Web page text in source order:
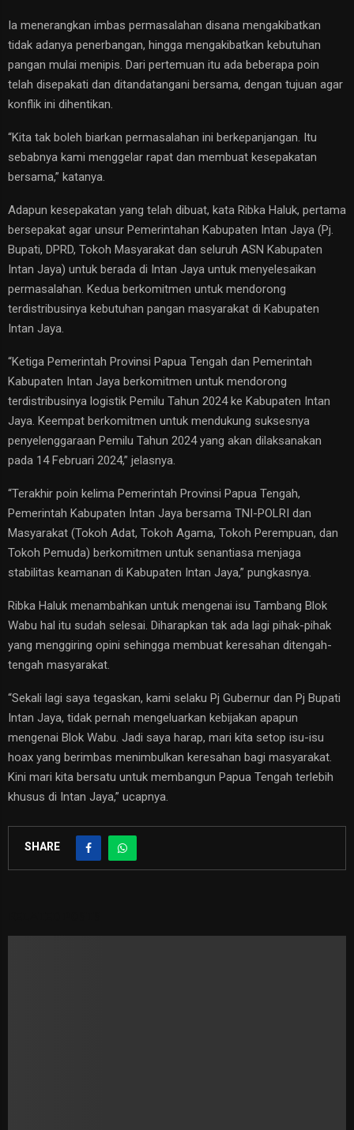
Ia menerangkan imbas permasalahan disana mengakibatkan
tidak adanya penerbangan, hingga mengakibatkan kebutuhan
pangan mulai menipis. Dari pertemuan itu ada beberapa poin
telah disepakati dan ditandatangani bersama, dengan tujuan agar
konflik ini dihentikan.
“Kita tak boleh biarkan permasalahan ini berkepanjangan. Itu
sebabnya kami menggelar rapat dan membuat kesepakatan
bersama,” katanya.
Adapun kesepakatan yang telah dibuat, kata Ribka Haluk, pertama
bersepakat agar unsur Pemerintahan Kabupaten Intan Jaya (Pj.
Bupati, DPRD, Tokoh Masyarakat dan seluruh ASN Kabupaten
Intan Jaya) untuk berada di Intan Jaya untuk menyelesaikan
permasalahan. Kedua berkomitmen untuk mendorong
terdistribusinya kebutuhan pangan masyarakat di Kabupaten
Intan Jaya.
“Ketiga Pemerintah Provinsi Papua Tengah dan Pemerintah
Kabupaten Intan Jaya berkomitmen untuk mendorong
terdistribusinya logistik Pemilu Tahun 2024 ke Kabupaten Intan
Jaya. Keempat berkomitmen untuk mendukung suksesnya
penyelenggaraan Pemilu Tahun 2024 yang akan dilaksanakan
pada 14 Februari 2024,” jelasnya.
“Terakhir poin kelima Pemerintah Provinsi Papua Tengah,
Pemerintah Kabupaten Intan Jaya bersama TNI-POLRI dan
Masyarakat (Tokoh Adat, Tokoh Agama, Tokoh Perempuan, dan
Tokoh Pemuda) berkomitmen untuk senantiasa menjaga
stabilitas keamanan di Kabupaten Intan Jaya,” pungkasnya.
Ribka Haluk menambahkan untuk mengenai isu Tambang Blok
Wabu hal itu sudah selesai. Diharapkan tak ada lagi pihak-pihak
yang menggiring opini sehingga membuat keresahan ditengah-
tengah masyarakat.
“Sekali lagi saya tegaskan, kami selaku Pj Gubernur dan Pj Bupati
Intan Jaya, tidak pernah mengeluarkan kebijakan apapun
mengenai Blok Wabu. Jadi saya harap, mari kita setop isu-isu
hoax yang berimbas menimbulkan keresahan bagi masyarakat.
Kini mari kita bersatu untuk membangun Papua Tengah terlebih
khusus di Intan Jaya,” ucapnya.
SHARE